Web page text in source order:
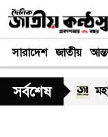
সারাদেশ জাতীয়
সর্বশেষ
স্বাস্থ্যকর্মী